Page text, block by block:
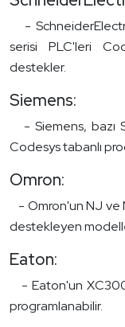
-
serisi PLC'leri
destekler.
Siemens:
- Siemens, bazı
Codesys tabanlı
Omron:
- Omron'un NJ ve
destekleyen
Eaton:
- Eaton'un
programlanabilir.